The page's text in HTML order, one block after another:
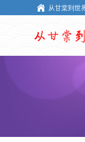
从甘棠到世
从甘棠到世